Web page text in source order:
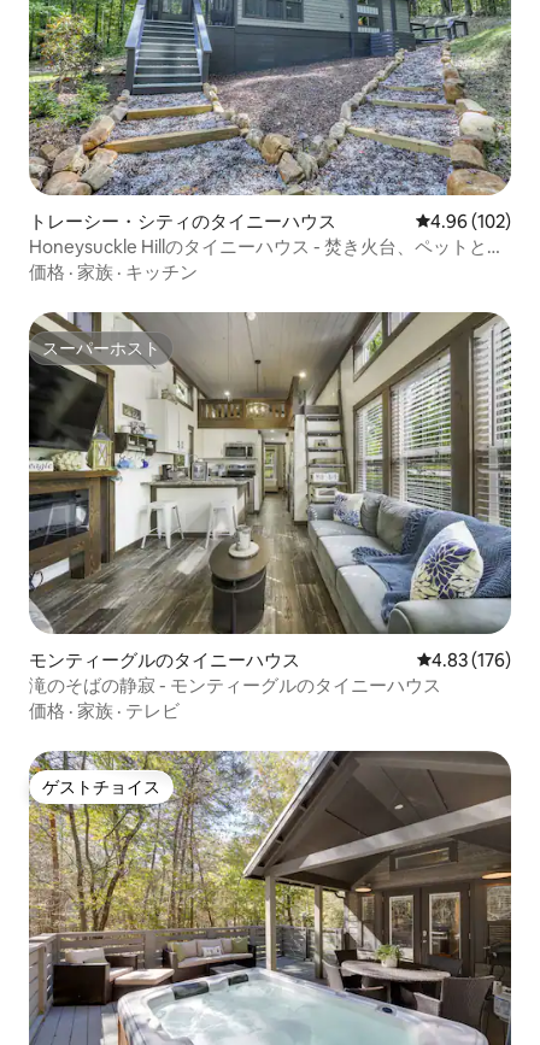
トレーシー・シティのタイニーハウス レビュー102
4.96 (102)
Honeysuckle Hillのタイニーハウス - 焚き火台、ペットと泊
まれる
価格 · 家族 · キッチン
スーパーホスト
スーパーホスト
モンティーグルのタイニーハウス レビュー176
4.83 (176)
滝のそばの静寂 - モンティーグルのタイニーハウス
価格 · 家族 · テレビ
ゲストチョイス
ゲストチョイス